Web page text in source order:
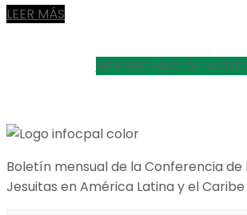
LEER MÁS
VER ARCHIVO DE
Boletín mensual de la Conferencia de
Jesuitas en América Latina y el Caribe